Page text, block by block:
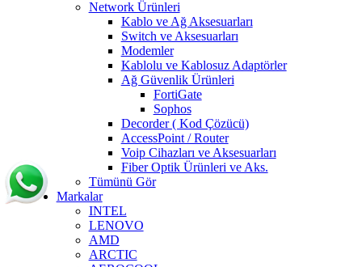
Network Ürünleri
Kablo ve Ağ Aksesuarları
Switch ve Aksesuarları
Modemler
Kablolu ve Kablosuz Adaptörler
Ağ Güvenlik Ürünleri
FortiGate
Sophos
Decorder ( Kod Çözücü)
AccessPoint / Router
Voip Cihazları ve Aksesuarları
Fiber Optik Ürünleri ve Aks.
Tümünü Gör
Markalar
INTEL
LENOVO
AMD
ARCTIC